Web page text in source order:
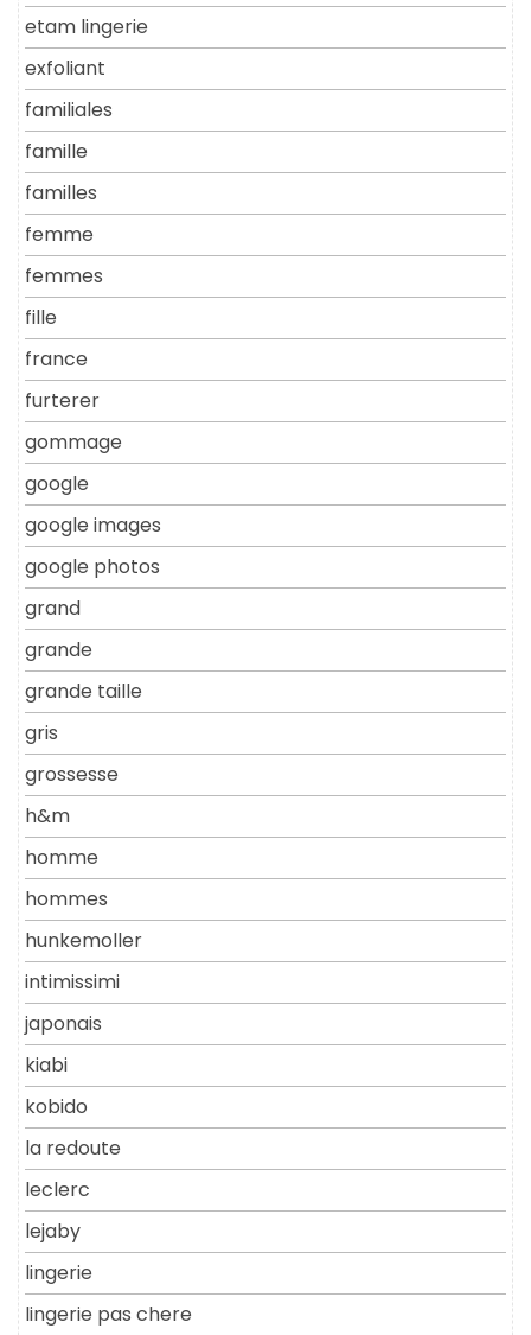
etam lingerie
exfoliant
familiales
famille
familles
femme
femmes
fille
france
furterer
gommage
google
google images
google photos
grand
grande
grande taille
gris
grossesse
h&m
homme
hommes
hunkemoller
intimissimi
japonais
kiabi
kobido
la redoute
leclerc
lejaby
lingerie
lingerie pas chere